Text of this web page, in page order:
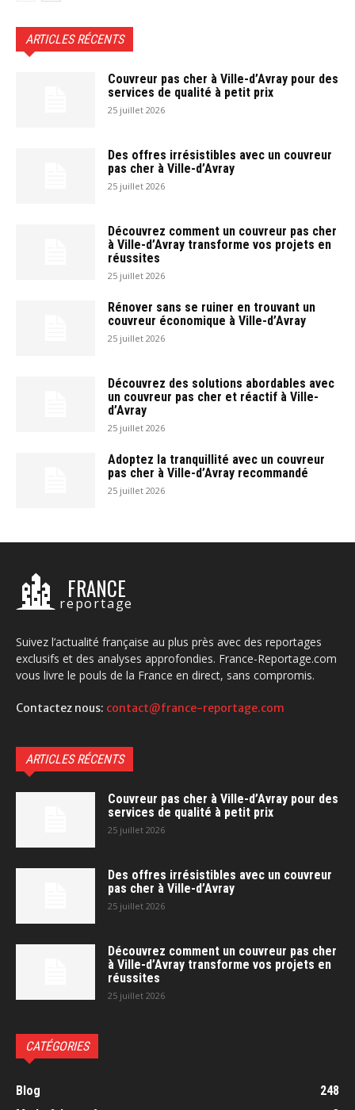
ARTICLES RÉCENTS
Couvreur pas cher à Ville-d’Avray pour des
services de qualité à petit prix
25 juillet 2026
Des offres irrésistibles avec un couvreur
pas cher à Ville-d’Avray
25 juillet 2026
Découvrez comment un couvreur pas cher
à Ville-d’Avray transforme vos projets en
réussites
25 juillet 2026
Rénover sans se ruiner en trouvant un
couvreur économique à Ville-d’Avray
25 juillet 2026
Découvrez des solutions abordables avec
un couvreur pas cher et réactif à Ville-
d’Avray
25 juillet 2026
Adoptez la tranquillité avec un couvreur
pas cher à Ville-d’Avray recommandé
25 juillet 2026
FRANCE
reportage
Suivez l’actualité française au plus près avec des reportages
exclusifs et des analyses approfondies. France-Reportage.com
vous livre le pouls de la France en direct, sans compromis.
Contactez nous: contact@france-reportage.com
ARTICLES RÉCENTS
Couvreur pas cher à Ville-d’Avray pour des
services de qualité à petit prix
25 juillet 2026
Des offres irrésistibles avec un couvreur
pas cher à Ville-d’Avray
25 juillet 2026
Découvrez comment un couvreur pas cher
à Ville-d’Avray transforme vos projets en
réussites
25 juillet 2026
CATÉGORIES
Blog
248